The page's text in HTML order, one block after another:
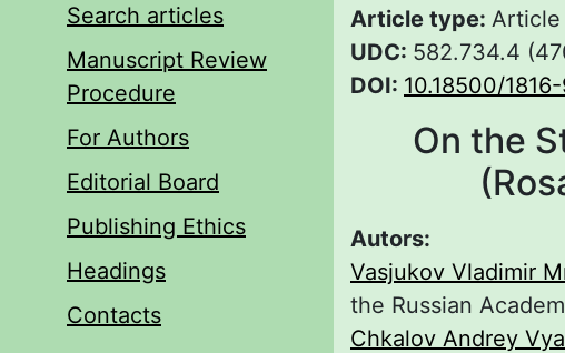
Search articles
Manuscript Review
Procedure
For Authors
Editorial Board
Publishing Ethics
Headings
Contacts
Article type: Article
UDC: 582.734.4
DOI: 10.18500/
On the
Autors:
Vasjukov Vladimir
the Russian
Chkalov Andrey